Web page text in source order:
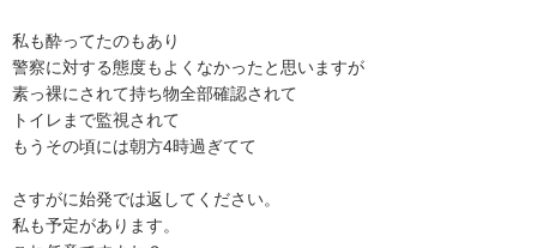
私も酔ってたのもあり
警察に対する態度もよくなかったと思いますが
素っ裸にされて持ち物全部確認されて
トイレまで監視されて
もうその頃には朝方4時過ぎてて
さすがに始発では返してください。
私も予定があります。